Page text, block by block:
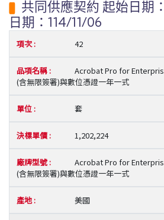
共同供應契約 起始日期
日期：114/11/06
42
Acrobat Pro for
(含無限簽署)與數位憑證一年一式
套
1,202,224
Acrobat Pro for
(含無限簽署)與數位憑證一年一式
美國